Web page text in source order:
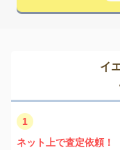
イ
1
ネット上で査定依頼！